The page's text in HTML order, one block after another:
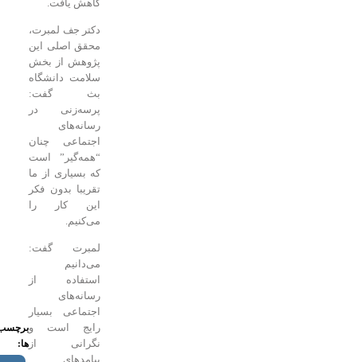
کاهش یافت.
دکتر جف لمبرت،
محقق اصلی این
پژوهش از بخش
سلامت دانشگاه
بث گفت:
پرسه‌زنی در
اجتماعی چنان
“همه‌گیر” است
که بسیاری از ما
تقریبا بدون فکر
این کار را
لمبرت گفت:
استفاده از
اجتماعی بسیار
رایج است و
نگرانی از
برچسب